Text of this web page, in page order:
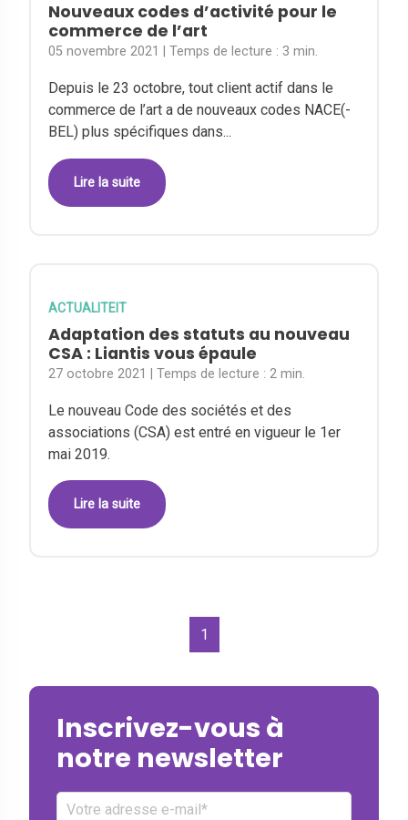
Nouveaux codes d’activité pour le
commerce de l’art
05 novembre 2021 | Temps de lecture : 3 min.
Depuis le 23 octobre, tout client actif dans le
commerce de l’art a de nouveaux codes NACE(-
BEL) plus spécifiques dans...
Lire la suite
ACTUALITEIT
Adaptation des statuts au nouveau
CSA : Liantis vous épaule
27 octobre 2021 | Temps de lecture :2 min.
Le nouveau Code des sociétés et des
associations (CSA) est entré en vigueur le 1er
mai 2019.
Lire la suite
1
Inscrivez-vous à
notre newsletter